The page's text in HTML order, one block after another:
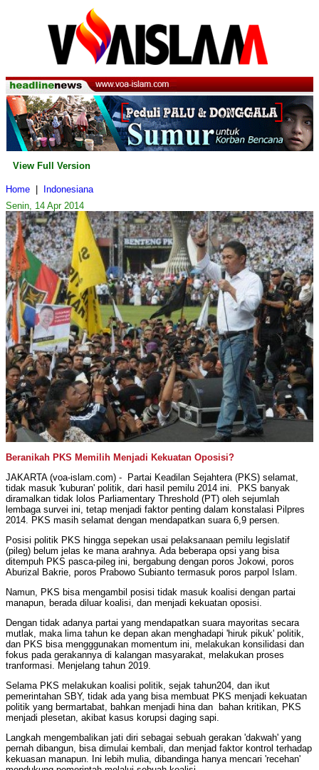
View Full Version
Home
Indonesiana
Senin, 14 Apr 2014
Beranikah PKS Memilih Menjadi Kekuatan Oposisi?
JAKARTA (voa-islam.com) - Partai Keadilan Sejahtera (PKS) selamat,
tidak masuk 'kuburan' politik, dari hasil pemilu 2014 ini. PKS banyak
diramalkan tidak lolos Parliamentary Threshold (PT) oleh sejumlah
lembaga survei ini, tetap menjadi faktor penting dalam konstalasi Pilpres
2014. PKS masih selamat dengan mendapatkan suara 6,9 persen.
Posisi politik PKS hingga sepekan usai pelaksanaan pemilu legislatif
(pileg) belum jelas ke mana arahnya. Ada beberapa opsi yang bisa
ditempuh PKS pasca-pileg ini, bergabung dengan poros Jokowi, poros
Aburizal Bakrie, poros Prabowo Subianto termasuk poros parpol Islam.
Namun, PKS bisa mengambil posisi tidak masuk koalisi dengan partai
manapun, berada diluar koalisi, dan menjadi kekuatan oposisi.
Dengan tidak adanya partai yang mendapatkan suara mayoritas secara
mutlak, maka lima tahun ke depan akan menghadapi 'hiruk pikuk' politik,
dan PKS bisa mengggunakan momentum ini, melakukan konsilidasi dan
fokus pada gerakannya di kalangan masyarakat, melakukan proses
tranformasi. Menjelang tahun 2019.
Selama PKS melakukan koalisi politik, sejak tahun204, dan ikut
pemerintahan SBY, tidak ada yang bisa membuat PKS menjadi kekuatan
politik yang bermartabat, bahkan menjadi hina dan bahan kritikan, PKS
menjadi plesetan, akibat kasus korupsi daging sapi.
Langkah mengembalikan jati diri sebagai sebuah gerakan 'dakwah' yang
pernah dibangun, bisa dimulai kembali, dan menjad faktor kontrol terhadap
kekuasan manapun. Ini lebih mulia, dibandinga hanya mencari 'recehan'